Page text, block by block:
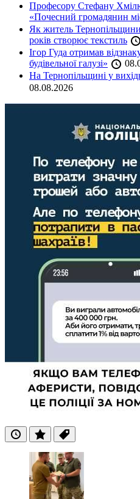
Професору Стефану
«Почесний громадянин
Як житель Тернопільщини
років створює текстиль
Ігор Гуда отримав
будівельної галузі»
На Тернопільщині у
08.08.2026
ОстанніПопулярні
Теги